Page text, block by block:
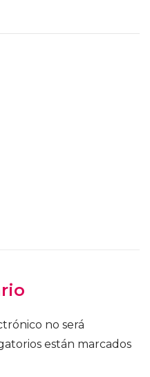
no será
están marcados